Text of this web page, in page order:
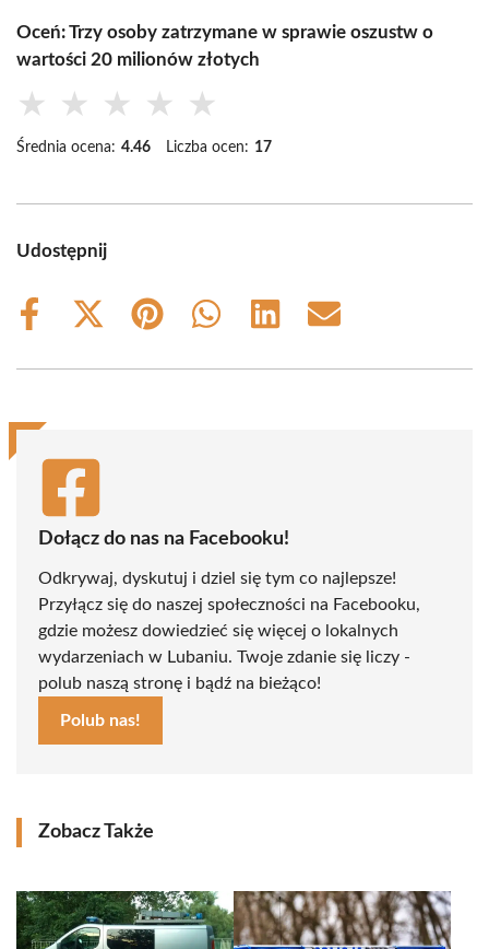
Oceń: Trzy osoby zatrzymane w sprawie oszustw o
wartości 20 milionów złotych
★ ★ ★ ★ ★
Średnia ocena: 4.46 Liczba ocen: 17
Udostępnij
Share
Share
(Twitter)
Share
Share
Share
Share
Dołącz do nas na Facebooku!
Odkrywaj, dyskutuj i dziel się tym co najlepsze!
Przyłącz się do naszej społeczności na Facebooku,
gdzie możesz dowiedzieć się więcej o lokalnych
wydarzeniach w Lubaniu. Twoje zdanie się liczy -
polub naszą stronę i bądź na bieżąco!
Polub nas!
Zobacz Także